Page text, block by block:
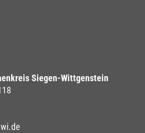
Siegen-Wittgenstein